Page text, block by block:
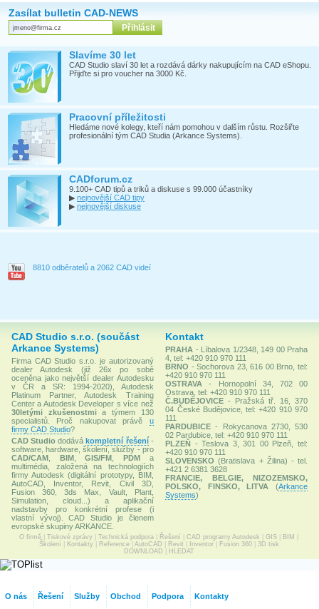
Zasílat bulletin CAD-NEWS
Slavíme 30 let
CAD Studio slaví 30 let a rozdává dárky nakupujícím na CAD eShopu.
Přijďte si pro voucher na 3000 Kč.
Pracovní příležitosti
Hledáme nové kolegy, kteří nám pomohou v dalším růstu. Rozšiřte
profesionální tým CAD Studia (Arkance Systems).
CADforum.cz
9.100+ CAD tipů a triků a diskuse s 99.000 účastníky
▶ nejnovější CAD tipy
▶ nejnovější diskuse
8810 odběratelů a 2062 CAD videí
CAD Studio s.r.o. (součást
Arkance Systems)
Firma CAD Studio s.r.o. je autorizovaný
dealer Autodesk (již 26x po sobě
oceněna jako největší dealer Autodesku
v ČR a SR: 1994-2020), Autodesk
Platinum Partner, Autodesk Training
Center a Autodesk Developer s více než
30letými zkušenostmia týmem 130
specialistů. Proč nakupovat právě u
firmy CAD Studio?
CAD Studio dodávákompletní řešení-
software, hardware, školení, služby - pro
CAD/CAM
BIM,GIS/FM ,PDM a
multimédia, založená na technologiích
firmy Autodesk (digitální prototypy, BIM,
AutoCAD, Inventor, Revit, Civil 3D,
Fusion 360, 3ds Max, Vault, Plant,
Simulation, cloud...) a aplikační
nadstavby pro konkrétní profese (i
vlastní vývoj). CAD Studio je členem
evropské skupiny ARKANCE.
Kontakt
PRAHA - Líbalova 1/2348, 149 00 Praha
4, tel: +420 910 970 111
BRNO - Sochorova 23, 616 00 Brno, tel:
+420 910 970 111
OSTRAVA
- Hornopolní 34, 702 00
Ostrava, tel: +420 910 970 111
Č.BUDĚJOVICE - Pražská tř. 16, 370
04 České Budějovice, tel: +420 910 970
111
PARDUBICE - Rokycanova 2730, 530
02 Pardubice, tel: +420 910 970 111
PLZEŇ - Teslova 3, 301 00 Plzeň, tel:
+420 910 970 111
SLOVENSKO (Bratislava + Žilina) - tel.
+421 2 6381 3628
FRANCIE, BELGIE, NIZOZEMSKO,
POLSKO, FINSKO, LITVA
(Arkance
Systems)
O firmě Tiskové zprávy Technická podpora Řešení CAD programy Autodesk GIS BIM
Školení
Kontakty Reference| AutoCAD Revit Inventor| Fusion 360| 3D tisk
DOWNLOAD
HLEDAT
O nás Řešení Služby Obchod Podpora Kontakty